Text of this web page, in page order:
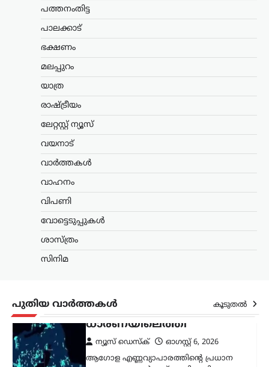
പത്തനംതിട്ട
പാലക്കാട്
ഭക്ഷണം
മലപ്പുറം
യാത്ര
രാഷ്ട്രീയം
ലേറ്റസ്റ്റ് ന്യൂസ്
വയനാട്
വാർത്തകൾ
വാഹനം
വിപണി
വോട്ടെടുപ്പുകൾ
ശാസ്ത്രം
സിനിമ
പുതിയ വാർത്തകൾ കൂടുതൽ
വ്യക്തിസ്വാതന്ത്ര്യത്തിന്റെ ഭാഗമാണെന്ന
വാദത്തോട് യോജിക്കാനാകില്ലെന്നും,
അന്താരാഷ്ട്രം,ട്രെൻഡിംഗ്,
പുതിയ റൂട്ട്; ഹോർമുസിൽ
ഇറാനും ഒമാനും
ധാരണയിലെത്തി
ആഗോള എണ്ണവ്യാപാരത്തിന്റെ പ്രധാന
കേന്ദ്രമായ ഹോർമുസ് കടലിടുക്കിലൂടെ
ഗതാഗതം ഉറപ്പാക്കുന്നതിനുള്ള
നിർണായക പുരോഗതി കൈവരിച്ചതായി
ഇറാൻ അറിയിച്ചു. പുതിയ…
പ്രശംസിക്കും’; ‘സംഘി’
വിമർശനങ്ങൾക്ക്
മറുപടിയുമായി ആർ.
മാധവൻ
ന്യൂസ് ഡെസ്ക്
ഓഗസ്റ്റ്‌ 6, 2026